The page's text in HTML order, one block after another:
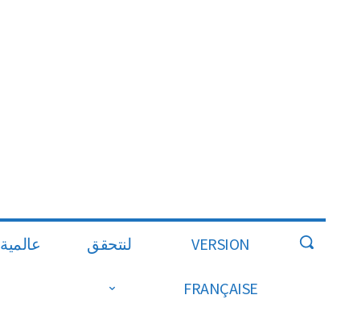
VERSION
FRANÇAISE
لنتحقق عالمية